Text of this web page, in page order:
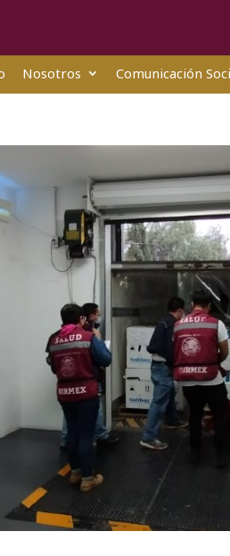
Nosotros Comunicación